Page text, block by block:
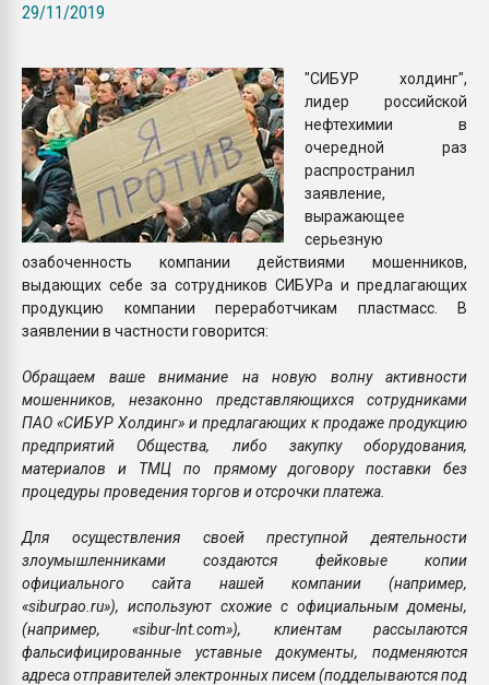
ПЕРЕЙТИ НА
29/11/2019
"СИБУР холдинг",
лидер российской
нефтехимии в
очередной раз
распространил
заявление,
выражающее
серьезную
озабоченность компании действиями мошенников,
выдающих себе за сотрудников СИБУРа и предлагающих
продукцию компании переработчикам пластмасс. В
заявлении в частности говорится:
Обращаем ваше внимание на новую волну активности
мошенников, незаконно представляющихся сотрудниками
ПАО «СИБУР Холдинг» и предлагающих к продаже продукцию
предприятий Общества, либо закупку оборудования,
материалов и ТМЦ по прямому договору поставки без
процедуры проведения торгов и отсрочки платежа.
Для осуществления своей преступной деятельности
злоумышленниками создаются фейковые копии
официального сайта нашей компании (например,
«siburpao.ru»), используют схожие с официальным домены,
(например, «sibur-lnt.com»), клиентам рассылаются
фальсифицированные уставные документы, подменяются
адреса отправителей электронных писем (подделываются под